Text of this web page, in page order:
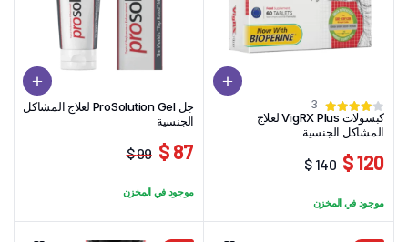
3
كبسولات VigRX Plus لعلاج
المشاكل الجنسية
140 $
هو:
120 $
هو:
موجود في المخزن
جل ProSolution Gel لعلاج المشاكل
الجنسية
99 $
الأصلي
99 $.
87 $
الحالي
87 $.
موجود في المخزن